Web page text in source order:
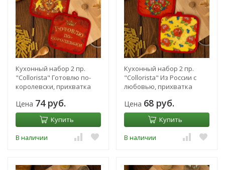
Кухонный набор 2 пр.
"Collorista" Готовлю по-
королевски, прихватка
Цена 74 руб.
Купить
В наличии
Кухонный набор 2 пр.
"Collorista" Из России с
любовью, прихватка
Цена 68 руб.
Купить
В наличии